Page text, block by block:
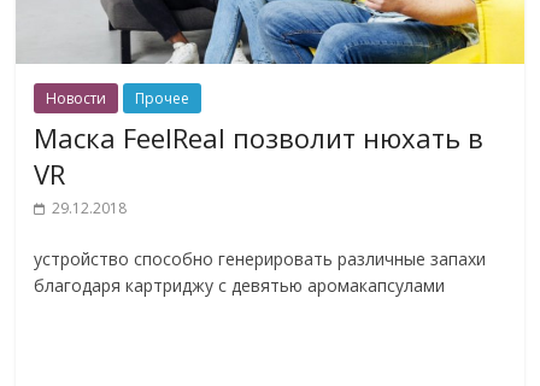
Новости Прочее
Маска FeelReal позволит нюхать в
VR
29.12.2018
устройство способно генерировать различные запахи
благодаря картриджу с девятью аромакапсулами